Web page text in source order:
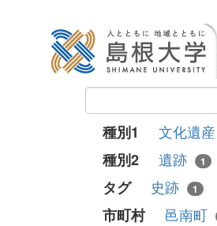
種別1 文化遺産
種別2 遺跡 1
タグ 史跡 1
市町村 邑南町